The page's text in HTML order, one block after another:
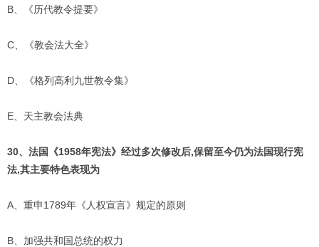
B、《历代教令提要》
C、《教会法大全》
D、《格列高利九世教令集》
E、天主教会法典
30、法国《1958年宪法》经过多次修改后,保留至今仍为法国现行宪
法,其主要特色表现为
A、重申1789年《人权宣言》规定的原则
B、加强共和国总统的权力